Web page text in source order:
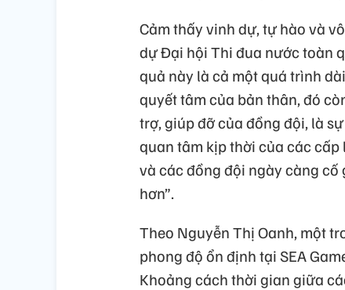
Cảm thấy vinh dự, tự hào và
dự Đại hội Thi đua nước toàn
quả này là cả một quá trình
quyết tâm của bản thân, đó
trợ, giúp đỡ của đồng đội, là
quan tâm kịp thời của các
và các đồng đội ngày càng
hơn”.
Theo Nguyễn Thị Oanh, một
phong độ ổn định tại SEA
Khoảng cách thời gian giữa